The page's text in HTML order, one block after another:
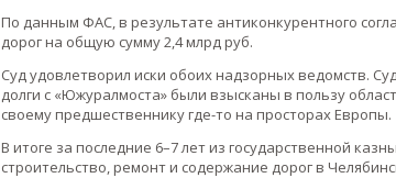
По данным ФАС, в результате антиконкурентного
дорог на общую сумму 2,4 млрд руб.
Суд удовлетворил иски обоих надзорных ведомств.
долги с «Южуралмоста» были взысканы в пользу
своему предшественнику где-то на просторах Европы.
В итоге за последние 6–7 лет из государственной
строительство, ремонт и содержание дорог в